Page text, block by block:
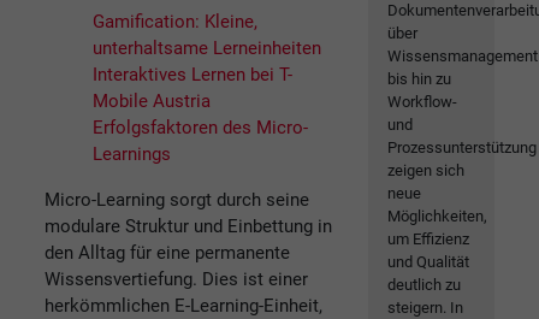
Gamification: Kleine,
unterhaltsame Lerneinheiten
Interaktives Lernen bei T-
Mobile Austria
Erfolgsfaktoren des Micro-
Learnings
Micro-Learning sorgt durch seine
modulare Struktur und Einbettung in
den Alltag für eine permanente
Wissensvertiefung. Dies ist einer
herkömmlichen E-Learning-Einheit,
über
Wissensmanagement
bis hin zu
Workflow-
und
Prozessunterstützung
zeigen sich
neue
Möglichkeiten,
um Effizienz
und Qualität
deutlich zu
steigern. In